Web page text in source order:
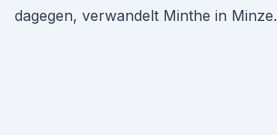
dagegen, verwandelt Minthe in Minze.